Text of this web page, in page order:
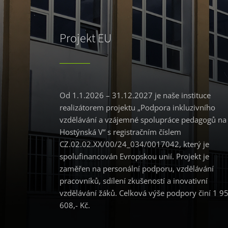
Projekt EU
Od 1.1.2026 – 31.12.2027 je naše instituce
realizátorem projektu „Podpora inkluzivního
vzdělávání a vzájemné spolupráce pedagogů na
Hostýnská V“ s registračním číslem
CZ.02.02.XX/00/24_034/0017042, který je
spolufinancován Evropskou unií. Projekt je
zaměřen na personální podporu, vzdělávání
pracovníků, sdílení zkušeností a inovativní
vzdělávání žáků. Celková výše podpory činí 1
608,- Kč.